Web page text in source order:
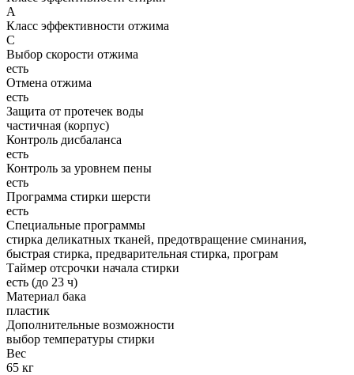
A
Класс эффективности отжима
C
Выбор скорости отжима
есть
Отмена отжима
есть
Защита от протечек воды
частичная (корпус)
Контроль дисбаланса
есть
Контроль за уровнем пены
есть
Программа стирки шерсти
есть
Специальные программы
стирка деликатных тканей, предотвращение сминания,
быстрая стирка, предварительная стирка, програм
Таймер отсрочки начала стирки
есть (до 23 ч)
Материал бака
пластик
Дополнительные возможности
выбор температуры стирки
Вес
65 кг